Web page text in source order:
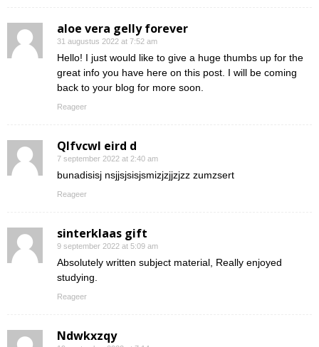
aloe vera gelly forever
31 augustus 2022 at 7:52 am
Hello! I just would like to give a huge thumbs up for the
great info you have here on this post. I will be coming
back to your blog for more soon.
Reageer
Qlfvcwl eird d
7 september 2022 at 2:40 am
bunadisisj nsjjsjsisjsmizjzjjzjzz zumzsert
Reageer
sinterklaas gift
9 september 2022 at 5:09 am
Absolutely written subject material, Really enjoyed
studying.
Reageer
Ndwkxzqy